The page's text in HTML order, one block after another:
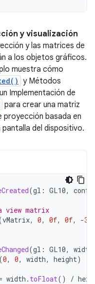
y visualización
y las matrices de
a los objetos gráficos.
muestra cómo
y Métodos
Implementación de
para crear una matriz
proyección basada en
del dispositivo.
(gl : GL10,
view matrix
vMatrix, 0, 0f, 0f, -3f
(gl : GL10, width
(0, 0, width, height)
width . toFloat() /